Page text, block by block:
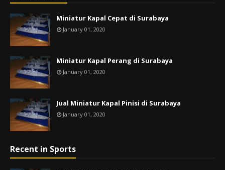
Miniatur Kapal Cepat di Surabaya
January 01, 2020
Miniatur Kapal Perang di Surabaya
January 01, 2020
Jual Miniatur Kapal Pinisi di Surabaya
January 01, 2020
Recent in Sports